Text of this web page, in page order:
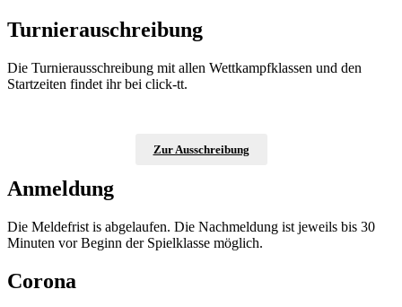
Turnierauschreibung
Die Turnierausschreibung mit allen Wettkampfklassen und den
Startzeiten findet ihr bei click-tt.
Zur Ausschreibung
Anmeldung
Die Meldefrist is abgelaufen. Die Nachmeldung ist jeweils bis 30
Minuten vor Beginn der Spielklasse möglich.
Corona